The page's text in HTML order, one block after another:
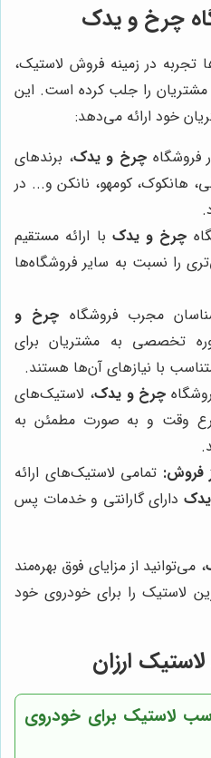
چرخ و یدک
تجربه در زمینه فروش لاستیک،
را جلب کرده است. این
خود ارائه می‌دهد:
فروشگاهچرخ و یدک، برندهای
هانکوک، کومهو، نانکن و... در
چرخ و یدک با ارائه مستقیم
را نسبت به سایر فروشگاه‌ها
مجرب فروشگاه چرخ و
تخصصی به مشتریان برای
با نیازهای آن‌ها هستند.
چرخ و یدک، لاستیک‌های
وقت و به صورت مطمئن به
فروش: تمامی لاستیک‌های ارائه
دارای گارانتی و خدمات پس
، می‌توانید از مزایای فوق بهره‌مند
لاستیک را برای خودروی خود
ارزان
لاستیک برای خودروی